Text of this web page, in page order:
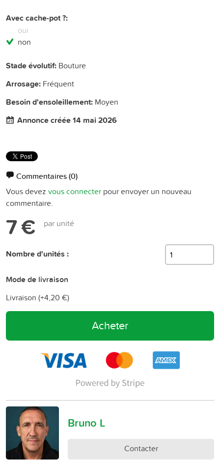
Avec cache-pot ?:
oui
non
Stade évolutif: Bouture
Arrosage: Fréquent
Besoin d'ensoleillement: Moyen
Annonce créée 14 mai 2026
Commentaires(0)
Vous devez vous connecter pour envoyer un nouveau
commentaire.
7 € par unité
Nombre d'unités :
Mode de livraison
Livraison (+4,20 €)
Acheter
Bruno L
Contacter